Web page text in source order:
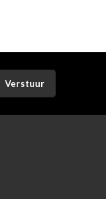
Verstuur